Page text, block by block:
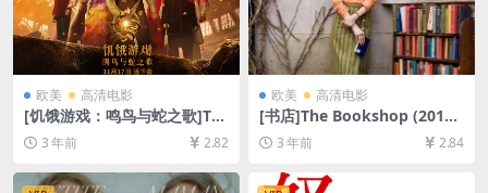
欧美 高清电影
[饥饿游戏：鸣鸟与蛇之歌]Th
e Hunger Games: The Balla
d of Songbirds & Snakes (2
023)[百度网盘+夸克网盘1080
P超清未删减资源][网盘在线播
3 年前 2.82
欧美 高清电影
[书店]The Bookshop (2017)
[百度网盘+夸克网盘1080P超
清未删减资源][网盘在线播放/
下载][MP4/7.1GB][中英字幕]
3 年前 2.84